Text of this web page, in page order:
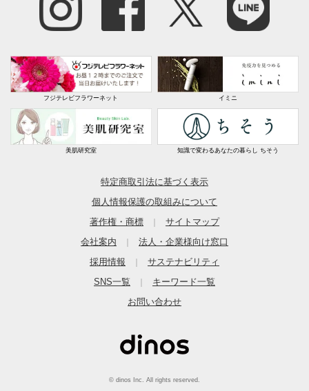
フジテレビフラワーネット イミニ
美肌研究室 知識で変わるあなたの暮らし ちそう
特定商取引法に基づく表示
個人情報保護の取組みについて
著作権・商標
サイトマップ
会社案内
法人・企業様向け窓口
採用情報
サステナビリティ
SNS一覧
キーワード一覧
お問い合わせ
© dinos Inc. All rights reserved.